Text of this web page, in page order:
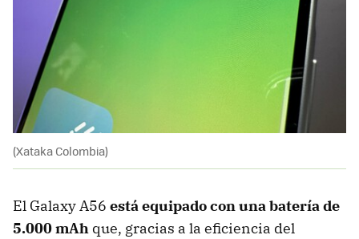
(Xataka Colombia)
El Galaxy A56 está equipado con una batería de
5.000 mAh que, gracias a la eficiencia del